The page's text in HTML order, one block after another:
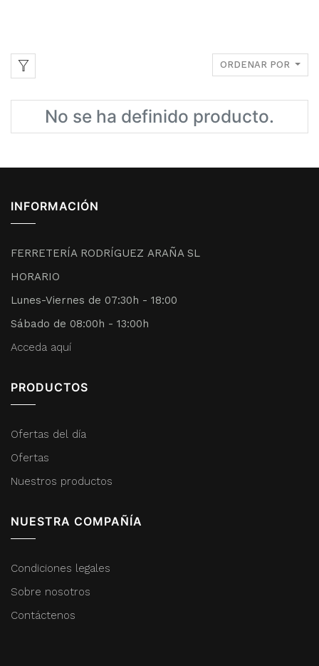
ORDENAR POR
No se ha definido producto.
INFORMACIÓN
FERRETERÍA RODRÍGUEZ ARAÑA SL
HORARIO
Lunes-Viernes de 07:30h - 18:00
Sábado de 08:00h - 13:00h
Acceda aquí
PRODUCTOS
Ofertas del día
Ofertas
Nuestros productos
NUESTRA COMPAÑÍA
Condiciones legales
Sobre nosotros
Contáctenos